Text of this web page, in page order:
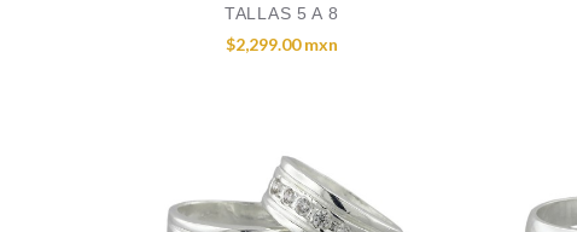
TALLAS 5 A 8
$2,299.00 mxn